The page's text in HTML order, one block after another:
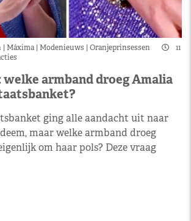
Máxima Modenieuws Oranjeprinsessen
11
welke armband droeg Amalia
ging alle aandacht uit naar
maar welke armband droeg
om haar pols? Deze vraag